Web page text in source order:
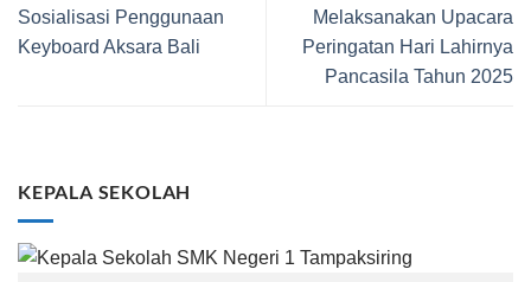
Sosialisasi Penggunaan
Keyboard Aksara Bali
Melaksanakan Upacara
Peringatan Hari Lahirnya
Pancasila Tahun 2025
KEPALA SEKOLAH